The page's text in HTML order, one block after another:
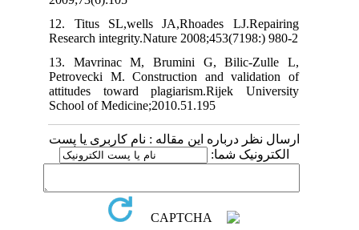
12. Titus SL,wells JA,Rhoades LJ.Repairing
Research integrity.Nature 2008;453(7198:) 980-2
13. Mavrinac M, Brumini G, Bilic-Zulle L,
Petrovecki M. Construction and validation of
attitudes toward plagiarism.Rijek University
School of Medicine;2010.51.195
ارسال نظر درباره این مقاله : نام کاربری یا پست
الکترونیک شما: